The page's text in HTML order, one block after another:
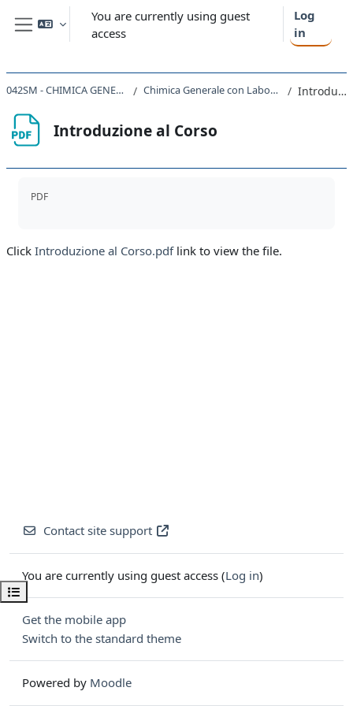
Skip to main content
Side panel
You are currently using guest
access
Log
in
Open course index
042SM - CHIMICA GENERALE CON LABORATORIO 2021 Chimica Generale con Laboratorio - Programma ed Introduzione Introduzione al Corso
Introduzione al Corso
PDF
Click Introduzione al Corso.pdflink to view the file.
Contact site support
You are currently using guest access (Log in)
Get the mobile app
Switch to the standard theme
Powered by Moodle